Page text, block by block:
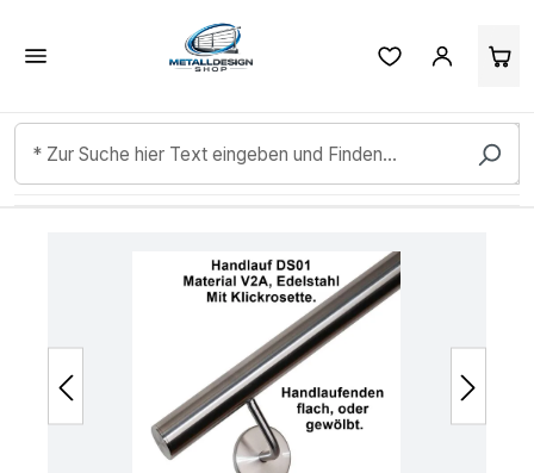
Zum Hauptinhalt springen
Bildergalerie überspringen